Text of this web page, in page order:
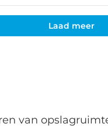
Laad meer
van